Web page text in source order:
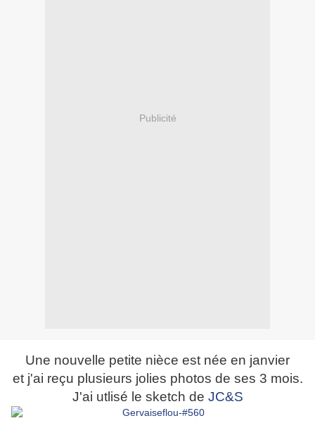
Publicité
Une nouvelle petite nièce est née en janvier
et j'ai reçu plusieurs jolies photos de ses 3 mois.
J'ai utlisé le sketch de JC&S